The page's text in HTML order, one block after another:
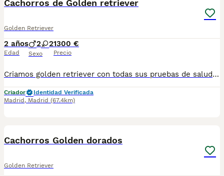
Cachorros de Golden retriever
Golden Retriever
2 años
Edad
2 2
Sexo
1300 €
Precio
Criamos golden retriever con todas sus pruebas de salud. Criadores responsables de la raza Criados en el mejor ambiente natural. 12000 m2 en plena naturaleza. altodelpago.es @altodelpago tlf 679 67 30 10 Contacta con nosotros para obtener una información más detallada y saber disponibilidad de nuestros ejemplares. pedimos seriedad
Criador
Identidad Verificada
Madrid , Madrid (67.4km)
Cachorros Golden dorados
Golden Retriever